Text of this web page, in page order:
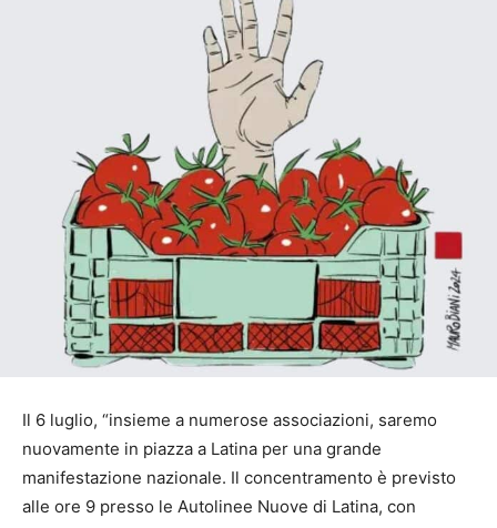
Il 6 luglio, “insieme a numerose associazioni, saremo
nuovamente in piazza a Latina per una grande
manifestazione nazionale. Il concentramento è previsto
alle ore 9 presso le Autolinee Nuove di Latina, con